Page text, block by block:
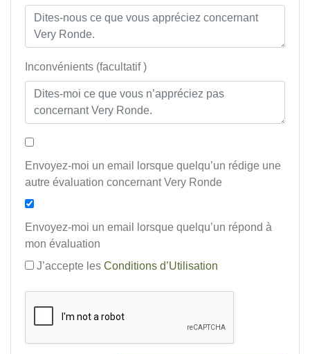
Inconvénients (facultatif )
Envoyez-moi un email lorsque quelqu’un rédige une
autre évaluation concernant Very Ronde
Envoyez-moi un email lorsque quelqu’un répond à
mon évaluation
J’accepte les Conditions d’Utilisation